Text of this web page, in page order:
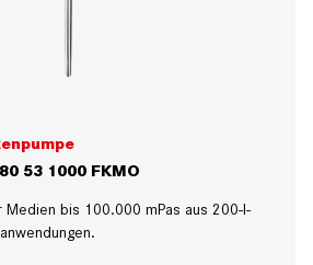
53 1000 FKMO
Medien bis 100.000 mPas aus 200-l-